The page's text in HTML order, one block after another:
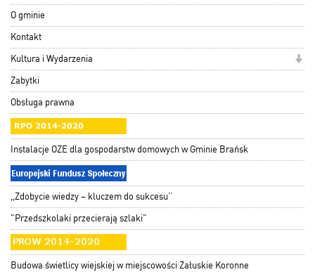
O gminie
Kontakt
Kultura i Wydarzenia
Zabytki
Obsługa prawna
Instalacje OZE dla gospodarstw domowych w Gminie Brańsk
,,Zdobycie wiedzy – kluczem do sukcesu’’
"Przedszkolaki przecierają szlaki"
Budowa świetlicy wiejskiej w miejscowości Załuskie Koronne